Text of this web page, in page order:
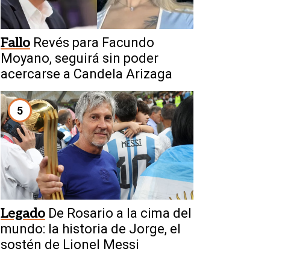
Fallo Revés para Facundo
Moyano, seguirá sin poder
acercarse a Candela Arizaga
5
Legado De Rosario a la cima del
mundo: la historia de Jorge, el
sostén de Lionel Messi